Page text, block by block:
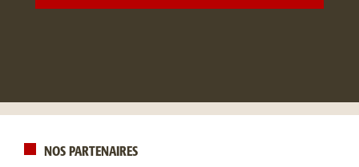
NOS PARTENAIRES